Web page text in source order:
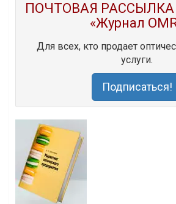
ПОЧТОВАЯ
«Журнал
Для всех, кто продает
услуги.
Подписаться!